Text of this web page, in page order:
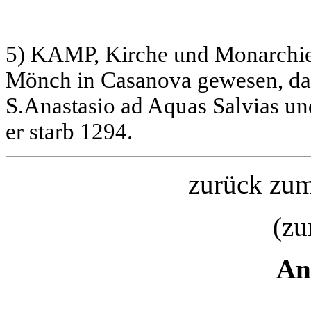
5) KAMP, Kirche und
Mönch in Casanova gewesen,
S.Anastasio ad Aquas Salvias
er starb 1294.
zurück